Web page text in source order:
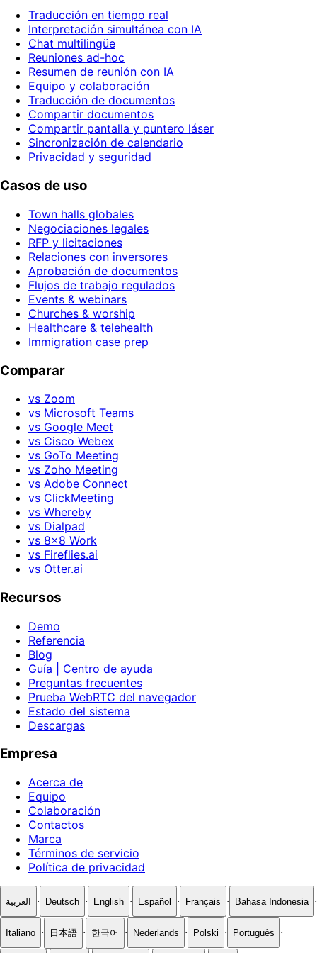
Traducción en tiempo real
Interpretación simultánea con IA
Chat multilingüe
Reuniones ad-hoc
Resumen de reunión con IA
Equipo y colaboración
Traducción de documentos
Compartir documentos
Compartir pantalla y puntero láser
Sincronización de calendario
Privacidad y seguridad
Casos de uso
Town halls globales
Negociaciones legales
RFP y licitaciones
Relaciones con inversores
Aprobación de documentos
Flujos de trabajo regulados
Events & webinars
Churches & worship
Healthcare & telehealth
Immigration case prep
Comparar
vs Zoom
vs Microsoft Teams
vs Google Meet
vs Cisco Webex
vs GoTo Meeting
vs Zoho Meeting
vs Adobe Connect
vs ClickMeeting
vs Whereby
vs Dialpad
vs 8x8 Work
vs Fireflies.ai
vs Otter.ai
Recursos
Demo
Referencia
Blog
Guía | Centro de ayuda
Preguntas frecuentes
Prueba WebRTC del navegador
Estado del sistema
Descargas
Empresa
Acerca de
Equipo
Colaboración
Contactos
Marca
Términos de servicio
Política de privacidad
العربية · Deutsch · English · Español · Français · Bahasa Indonesia ·
Italiano · 日本語 · 한국어 · Nederlands · Polski · Português ·